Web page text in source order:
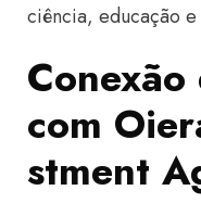
ciência, educação
com
stment